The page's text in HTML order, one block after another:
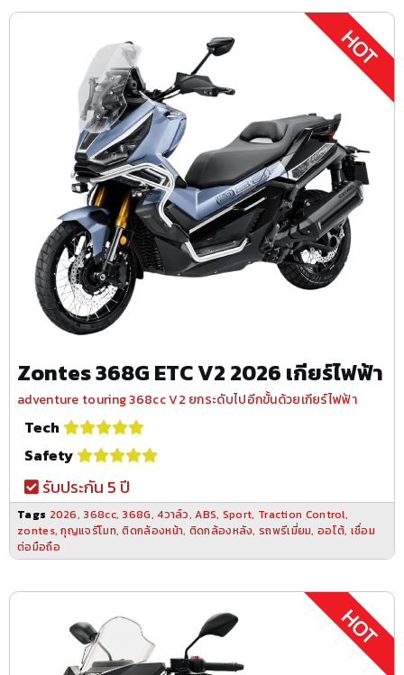
Zontes 368G ETC V2 2026 เกียร์ไฟฟ้า
adventure touring 368cc V2 ยกระดับไปอีกขั้นด้วยเกียร์ไฟฟ้า
Tech
Safety
รับประกัน 5 ปี
Tags 2026, 368cc, 368G,4วาล์ว,ABS, Sport, Traction Control,
zontes,กุญแจรีโมท,ติดกล้องหน้า, ติดกล้องหลัง,รถพรีเมี่ยม,ออโต้, เชื่อม
ต่อมือถือ